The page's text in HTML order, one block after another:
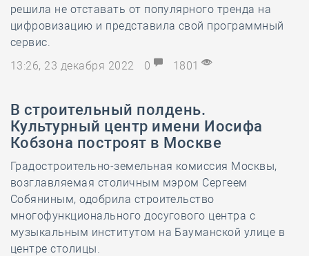
решила не отставать от популярного тренда на
цифровизацию и представила свой программный
сервис.
13:26, 23 декабря 2022
0 1801
В строительный полдень.
Культурный центр имени Иосифа
Кобзона построят в Москве
Градостроительно-земельная комиссия Москвы,
возглавляемая столичным мэром Сергеем
Собяниным, одобрила строительство
многофункционального досугового центра с
музыкальным институтом на Бауманской улице в
центре столицы.